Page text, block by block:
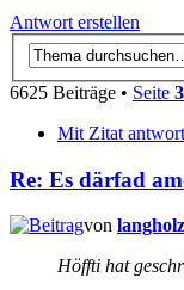
Antwort erstellen
6625 Beiträge • Seite
Mit Zitat
Re: Es därfad
von
Höffti hat